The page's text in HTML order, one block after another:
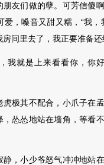
们做的孽。可芳信傻
，嗓音又甜又糯，“我，
间里去了，我正要准备还
就是上来看看你，你
其不配合，小爪子在孟
怂怂地站在墙角，等看
小少爷怒气冲冲地站